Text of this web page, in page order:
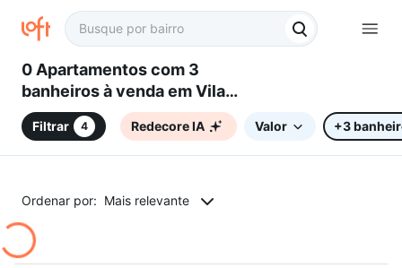
0 Apartamentos com 3
banheiros à venda em Vila
Hortência, Sorocaba, SP
Filtrar 4 Redecore IA Valor +3
Ordenar por: Mais relevante